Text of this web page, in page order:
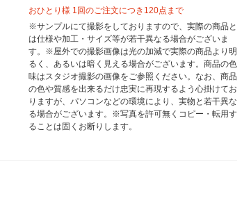
おひとり様 1回のご注文につき120点まで
※サンプルにて撮影をしておりますので、実際の商品と
は仕様や加工・サイズ等が若干異なる場合がございま
す。※屋外での撮影画像は光の加減で実際の商品より明
るく、あるいは暗く見える場合がございます。商品の色
味はスタジオ撮影の画像をご参照ください。なお、商品
の色や質感を出来るだけ忠実に再現するよう心掛けてお
りますが、パソコンなどの環境により、実物と若干異な
る場合がございます。※写真を許可無くコピー・転用す
ることは固くお断りします。